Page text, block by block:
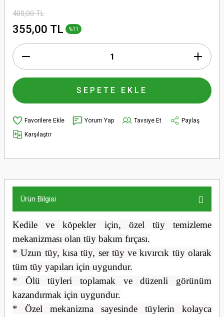
400,00 TL
355,00 TL %11
SEPETE EKLE
Yorum Yap Tavsiye Et
Paylaş
Karşılaştır
Ürün Bilgisi
Kedile ve köpekler için, özel tüy temizleme
mekanizması olan tüy bakım fırçası.
* Uzun tüy, kısa tüy, ser tüy ve kıvırcık tüy olarak
tüm tüy yapıları için uygundur.
* Ölü tüyleri toplamak ve düzenli görünüm
kazandırmak için uygundur.
* Özel mekanizma sayesinde tüylerin kolayca